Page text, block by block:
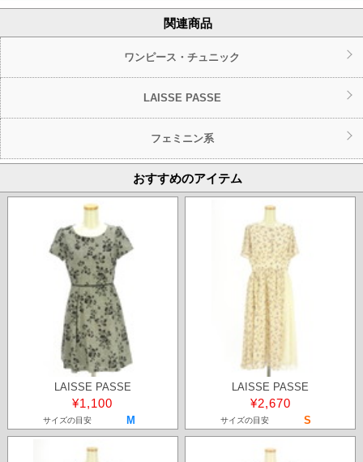
関連商品
ワンピース・チュニック
LAISSE PASSE
フェミニン系
おすすめのアイテム
LAISSE PASSE
¥1,100
サイズの目安 M
LAISSE PASSE
¥2,670
サイズの目安 S